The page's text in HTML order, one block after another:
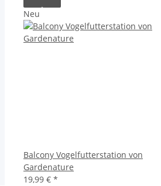
Neu
Balcony Vogelfutterstation von
Gardenature
19,99 € *